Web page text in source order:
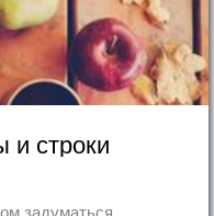
и строки
задуматься...